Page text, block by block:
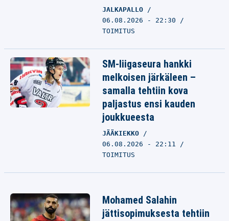
JALKAPALLO
06.08.2026 - 22:30
TOIMITUS
SM-liigaseura hankki
melkoisen järkäleen –
samalla tehtiin kova
paljastus ensi kauden
joukkueesta
JÄÄKIEKKO
06.08.2026 - 22:11
TOIMITUS
Mohamed Salahin
jättisopimuksesta tehtiin